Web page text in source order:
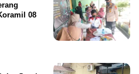
08